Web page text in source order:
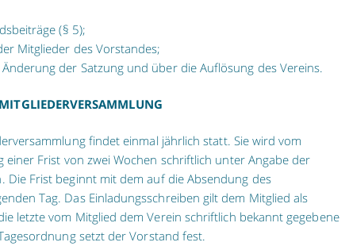
(§ 5);
Mitglieder des Vorstandes;
der Satzung und über die Auflösung des Vereins.
findet einmal jährlich statt. Sie wird vom
Frist von zwei Wochen schriftlich unter Angabe der
Die Frist beginnt mit dem auf die Absendung des
Tag. Das Einladungsschreiben gilt dem Mitglied als
letzte vom Mitglied dem Verein schriftlich bekannt gegebene
setzt der Vorstand fest.